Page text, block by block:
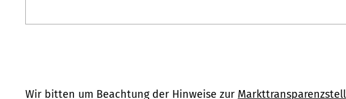
Wir bitten um Beachtung der Hinweise zur